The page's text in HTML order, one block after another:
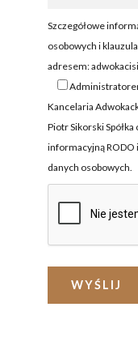
Szczegółowe
osobowych i
adresem:
Kancelaria
Piotr Sikorski
informacyjną RODO
danych osobowych.